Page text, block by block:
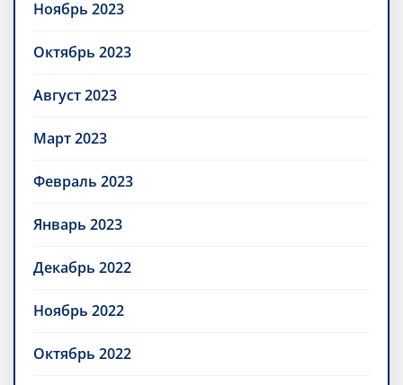
Ноябрь 2023
Октябрь 2023
Август 2023
Март 2023
Февраль 2023
Январь 2023
Декабрь 2022
Ноябрь 2022
Октябрь 2022